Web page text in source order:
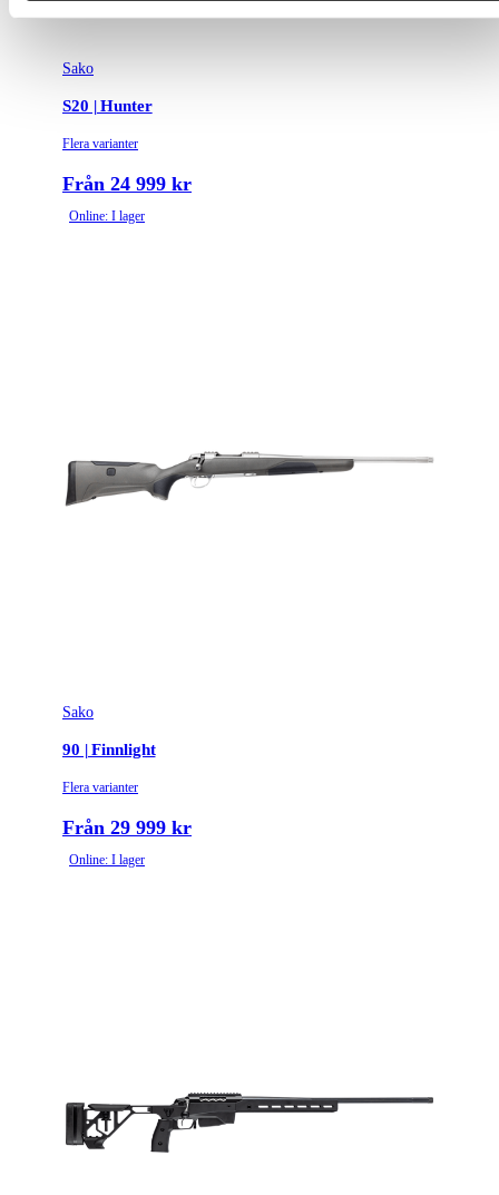
Sako
S20 | Hunter
Flera varianter
Från 24 999 kr
Online: I lager
Sako
90 | Finnlight
Flera varianter
Från 29 999 kr
Online: I lager